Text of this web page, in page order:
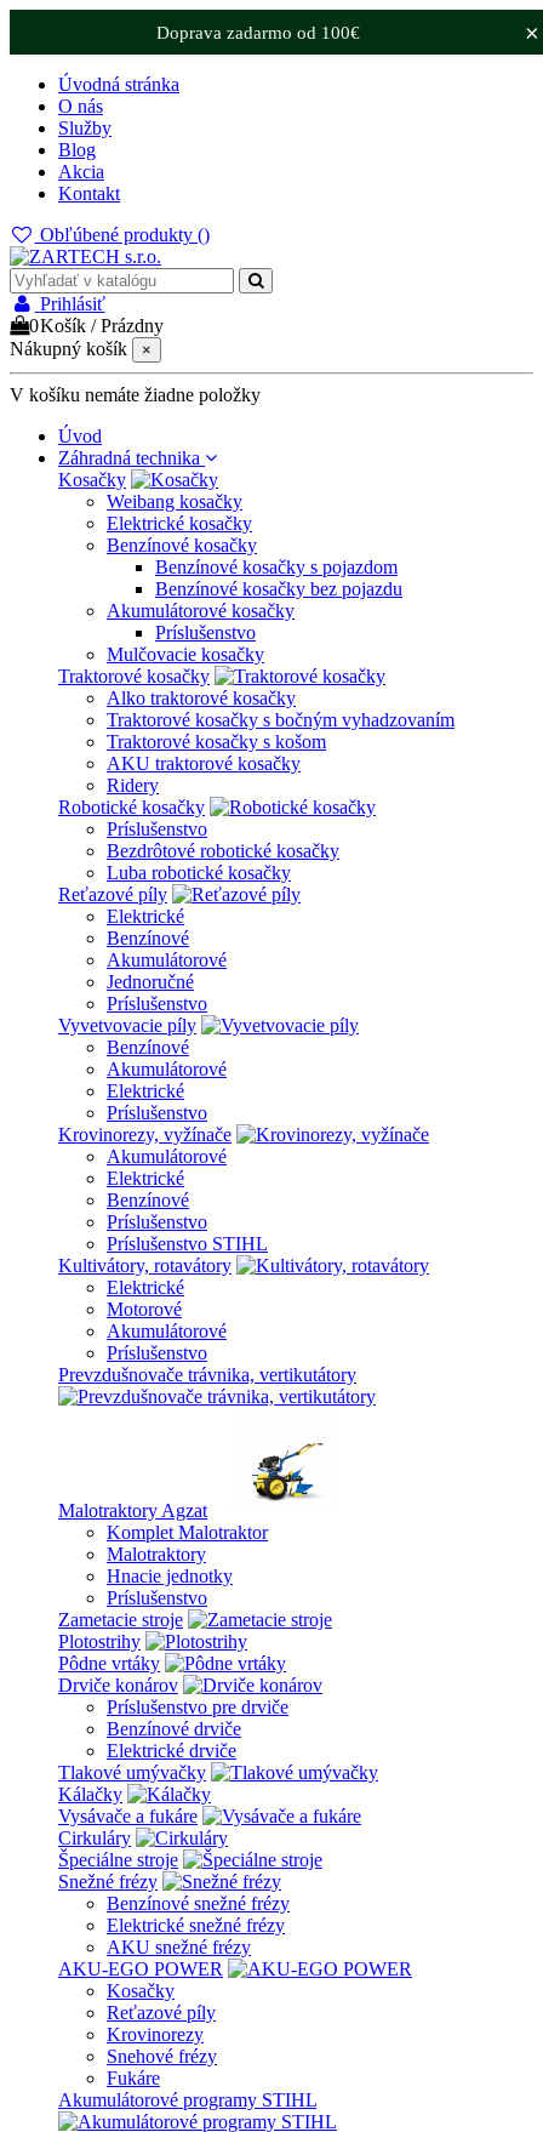
×
Doprava zadarmo od 100€
Úvodná stránka
O nás
Služby
Blog
Akcia
Kontakt
Obľúbené produkty ()
Prihlásiť
0Košík /Prázdny
Nákupný košík
×
V košíku nemáte žiadne položky
Úvod
Záhradná technika
Kosačky
Weibang kosačky
Elektrické kosačky
Benzínové kosačky
Benzínové kosačky s pojazdom
Benzínové kosačky bez pojazdu
Akumulátorové kosačky
Príslušenstvo
Mulčovacie kosačky
Traktorové kosačky
Alko traktorové kosačky
Traktorové kosačky s bočným vyhadzovaním
Traktorové kosačky s košom
AKU traktorové kosačky
Ridery
Robotické kosačky
Príslušenstvo
Bezdrôtové robotické kosačky
Luba robotické kosačky
Reťazové píly
Elektrické
Benzínové
Akumulátorové
Jednoručné
Príslušenstvo
Vyvetvovacie píly
Benzínové
Akumulátorové
Elektrické
Príslušenstvo
Krovinorezy, vyžínače
Akumulátorové
Elektrické
Benzínové
Príslušenstvo
Príslušenstvo STIHL
Kultivátory, rotavátory
Elektrické
Motorové
Akumulátorové
Príslušenstvo
Prevzdušnovače trávnika, vertikutátory
Malotraktory Agzat
Komplet Malotraktor
Malotraktory
Hnacie jednotky
Príslušenstvo
Zametacie stroje
Plotostrihy
Pôdne vrtáky
Drviče konárov
Príslušenstvo pre drviče
Benzínové drviče
Elektrické drviče
Tlakové umývačky
Kálačky
Vysávače a fukáre
Cirkuláry
Špeciálne stroje
Snežné frézy
Benzínové snežné frézy
Elektrické snežné frézy
AKU snežné frézy
AKU-EGO POWER
Kosačky
Reťazové píly
Krovinorezy
Snehové frézy
Fukáre
Akumulátorové programy STIHL